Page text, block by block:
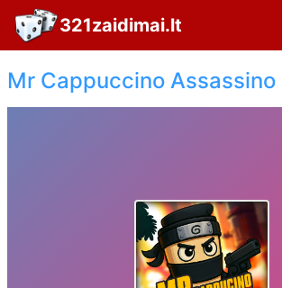
321zaidimai.lt
Mr Cappuccino Assassino